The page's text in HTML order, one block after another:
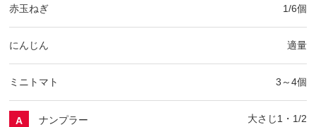
赤玉ねぎ 1/6個
にんじん 適量
ミニトマト 3～4個
A ナンプラー 大さじ1・1/2